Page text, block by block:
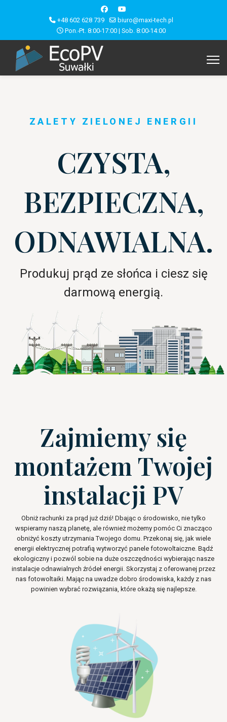
+48 602 628 739
biuro@maxi-tech.pl
Pon.-Pt. 8:00-17:00 | Sob. 8:00-14:00
ZALETY ZIELONEJ ENERGII
CZYSTA,
BEZPIECZNA,
ODNAWIALNA.
Produkuj prąd ze słońca i ciesz się
darmową energią.
Zajmiemy się
montażem Twojej
instalacji PV
Obniż rachunki za prąd już dziś! Dbając o środowisko, nie tylko
wspieramy naszą planetę, ale również możemy pomóc Ci znacząco
obniżyć koszty utrzymania Twojego domu. Przekonaj się, jak wiele
energii elektrycznej potrafią wytworzyć panele fotowoltaiczne. Bądź
ekologiczny i pozwól sobie na duże oszczędności wybierając nasze
instalacje odnawialnych źródeł energii. Skorzystaj z oferowanej przez
nas fotowoltaiki. Mając na uwadze dobro środowiska, każdy z nas
powinien wybrać rozwiązania, które okażą się najlepsze.